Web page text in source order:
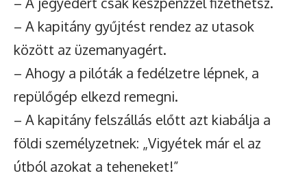
– A kapitány gyűjtést rendez az utasok
között az üzemanyagért.
– Ahogy a pilóták a fedélzetre lépnek, a
repülőgép elkezd remegni.
– A kapitány felszállás előtt azt kiabálja a
földi személyzetnek: „Vigyétek már el az
útból azokat a teheneket!”